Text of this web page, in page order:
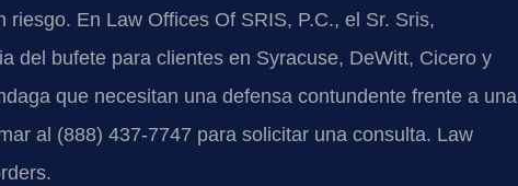
En Law Offices Of SRIS, P.C., el Sr. Sris,
del bufete para clientes en Syracuse, DeWitt, Cicero y
que necesitan una defensa contundente frente a una
al (888) 437-7747 para solicitar una consulta. Law